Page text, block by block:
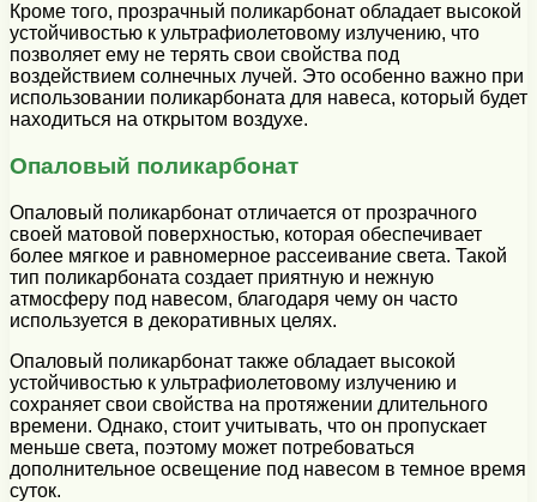
Кроме того, прозрачный поликарбонат обладает высокой
устойчивостью к ультрафиолетовому излучению, что
позволяет ему не терять свои свойства под
воздействием солнечных лучей. Это особенно важно при
использовании поликарбоната для навеса, который будет
находиться на открытом воздухе.
Опаловый поликарбонат
Опаловый поликарбонат отличается от прозрачного
своей матовой поверхностью, которая обеспечивает
более мягкое и равномерное рассеивание света. Такой
тип поликарбоната создает приятную и нежную
атмосферу под навесом, благодаря чему он часто
используется в декоративных целях.
Опаловый поликарбонат также обладает высокой
устойчивостью к ультрафиолетовому излучению и
сохраняет свои свойства на протяжении длительного
времени. Однако, стоит учитывать, что он пропускает
меньше света, поэтому может потребоваться
дополнительное освещение под навесом в темное время
суток.